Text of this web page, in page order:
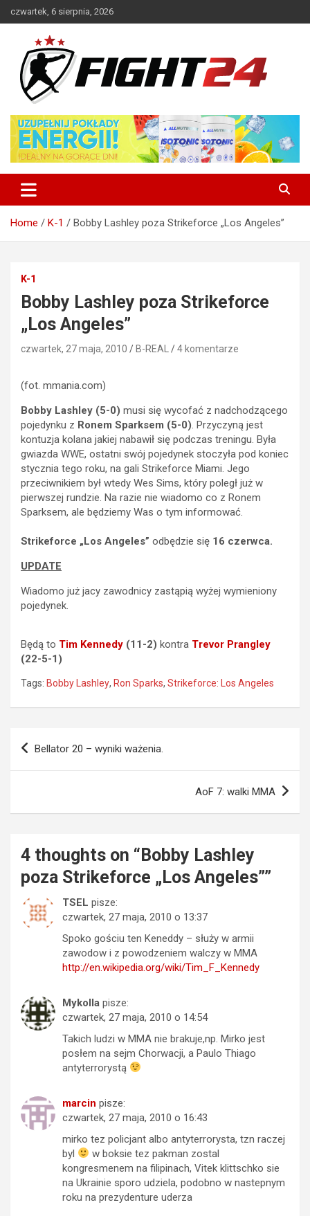
to
czwartek, 6 sierpnia, 2026
FIGHT24.PL – MMA i K-1, UFC
Home K-1 Bobby Lashley poza Strikeforce „Los Angeles”
K-1
Bobby Lashley poza Strikeforce
„Los Angeles”
czwartek, 27 maja, 2010 B-REAL 4 komentarze
(fot. mmania.com)
Bobby Lashley (5-0) musi się wycofać z nadchodzącego
pojedynku z Ronem Sparksem (5-0). Przyczyną jest
kontuzja kolana jakiej nabawił się podczas treningu. Była
gwiazda WWE, ostatni swój pojedynek stoczyła pod koniec
stycznia tego roku, na gali Strikeforce Miami. Jego
przeciwnikiem był wtedy Wes Sims, który poległ już w
pierwszej rundzie. Na razie nie wiadomo co z Ronem
Sparksem, ale będziemy Was o tym informować.
Strikeforce „Los Angeles” odbędzie się 16 czerwca.
UPDATE
Wiadomo już jacy zawodnicy zastąpią wyżej wymieniony
pojedynek.
Będą to Tim Kennedy (11-2) kontra Trevor Prangley
(22-5-1)
Tags: Bobby Lashley, Ron Sparks, Strikeforce: Los Angeles
Nawigacja
Bellator 20 – wyniki ważenia.
AoF 7: walki MMA
4 thoughts on “ Bobby Lashley
poza Strikeforce „Los Angeles””
TSEL pisze:
czwartek, 27 maja, 2010 o 13:37
Spoko gościu ten Keneddy – służy w armii
zawodow i z powodzeniem walczy w MMA
http://en.wikipedia.org/wiki/Tim_F_Kennedy
Mykolla pisze:
czwartek, 27 maja, 2010 o 14:54
Takich ludzi w MMA nie brakuje,np. Mirko jest
posłem na sejm Chorwacji, a Paulo Thiago
antyterrorystą
marcin pisze:
czwartek, 27 maja, 2010 o 16:43
mirko tez policjant albo antyterrorysta, tzn raczej
byl
w boksie tez pakman zostal
kongresmenem na filipinach, Vitek klittschko sie
na Ukrainie sporo udziela, podobno w nastepnym
roku na prezydenture uderza